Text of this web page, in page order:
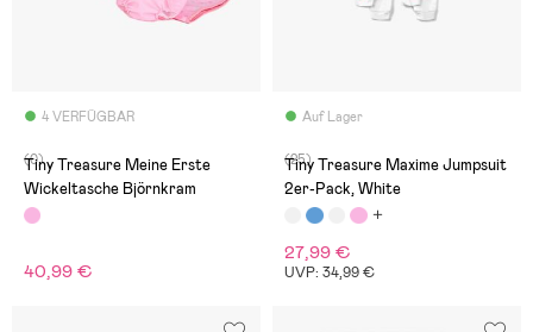
4 VERFÜGBAR
(0)
Tiny Treasure Meine Erste
Wickeltasche Björnkram
40,99 €
Auf Lager
(25)
Tiny Treasure Maxime Jumpsuit
2er-Pack, White
27,99 €
UVP: 34,99 €